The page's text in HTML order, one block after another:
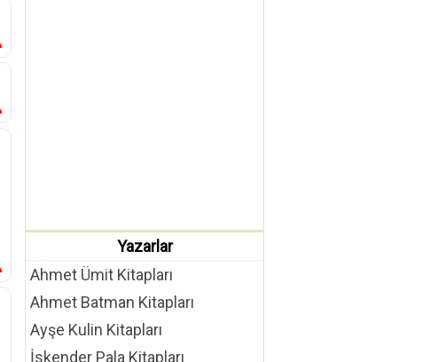
Yazarlar
Ahmet Ümit Kitapları
Ahmet Batman Kitapları
Ayşe Kulin Kitapları
İskender Pala Kitapları